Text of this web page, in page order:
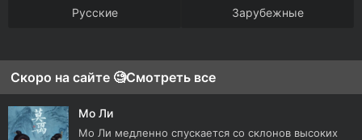
Русские Зарубежные
Скоро на сайте 🧐Смотреть все
Мо Ли
Мо Ли медленно спускается со склонов высоких